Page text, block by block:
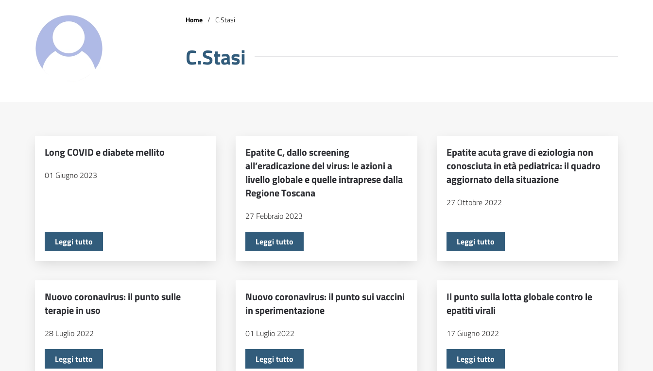
Home C.Stasi
C.Stasi
Long COVID e diabete mellito
01 Giugno 2023
Leggi tutto
Epatite C, dallo screening
all’eradicazione del virus: le azioni a
livello globale e quelle intraprese dalla
Regione Toscana
27 Febbraio 2023
Leggi tutto
Epatite acuta grave di eziologia non
conosciuta in età pediatrica: il quadro
aggiornato della situazione
27 Ottobre 2022
Leggi tutto
Nuovo coronavirus: il punto sulle
terapie in uso
28 Luglio 2022
Leggi tutto
Nuovo coronavirus: il punto sui vaccini
in sperimentazione
01 Luglio 2022
Leggi tutto
Il punto sulla lotta globale contro le
epatiti virali
17 Giugno 2022
Leggi tutto